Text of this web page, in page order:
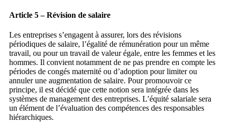
Article 5 – Révision de salaire
Les entreprises s’engagent à assurer, lors des révisions
périodiques de salaire, l’égalité de rémunération pour un même
travail, ou pour un travail de valeur égale, entre les femmes et les
hommes. Il convient notamment de ne pas prendre en compte les
périodes de congés maternité ou d’adoption pour limiter ou
annuler une augmentation de salaire. Pour promouvoir ce
principe, il est décidé que cette notion sera intégrée dans les
systèmes de management des entreprises. L’équité salariale sera
un élément de l’évaluation des compétences des responsables
hiérarchiques.